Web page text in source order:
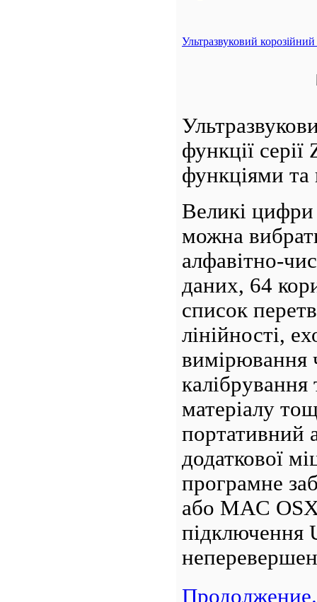
Ультразвуковий
функції
функціями та
Великі цифри
можна
алфавітно-
даних, 64
список
лінійності,
вимірювання
калібрування
матеріалу
портативний
додаткової
програмне
або MAC
підключення